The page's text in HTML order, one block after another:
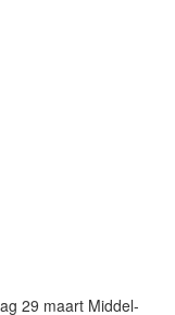
29 maart Middel-